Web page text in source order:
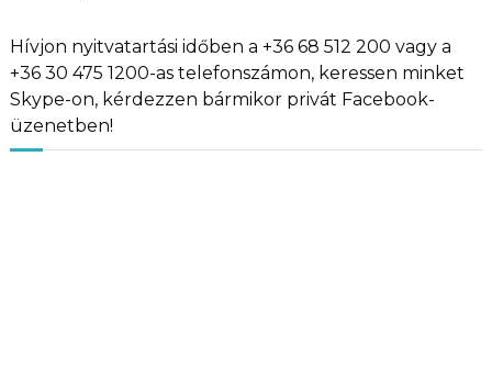
Hívjon nyitvatartási időben a +36 68 512 200 vagy a
+36 30 475 1200-as telefonszámon, keressen minket
Skype-on, kérdezzen bármikor privát Facebook-
üzenetben!